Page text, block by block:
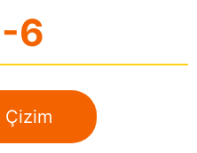
6
Çizim